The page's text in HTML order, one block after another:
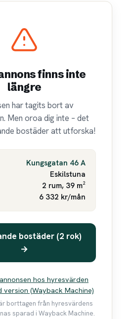
finns inte
längre
har tagits bort av
Men oroa dig inte – det
bostäder att utforska!
Kungsgatan 46 A
Eskilstuna
2 rum, 39 m²
6 332 kr/mån
bostäder (2 rok)
→
hos hyresvärden
version (Wayback Machine)
borttagen från hyresvärdens
sparad i Wayback Machine.